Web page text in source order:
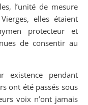
l’unité de mesure
elles étaient
protecteur et
de consentir au
existence pendant
ont été passés sous
voix n’ont jamais